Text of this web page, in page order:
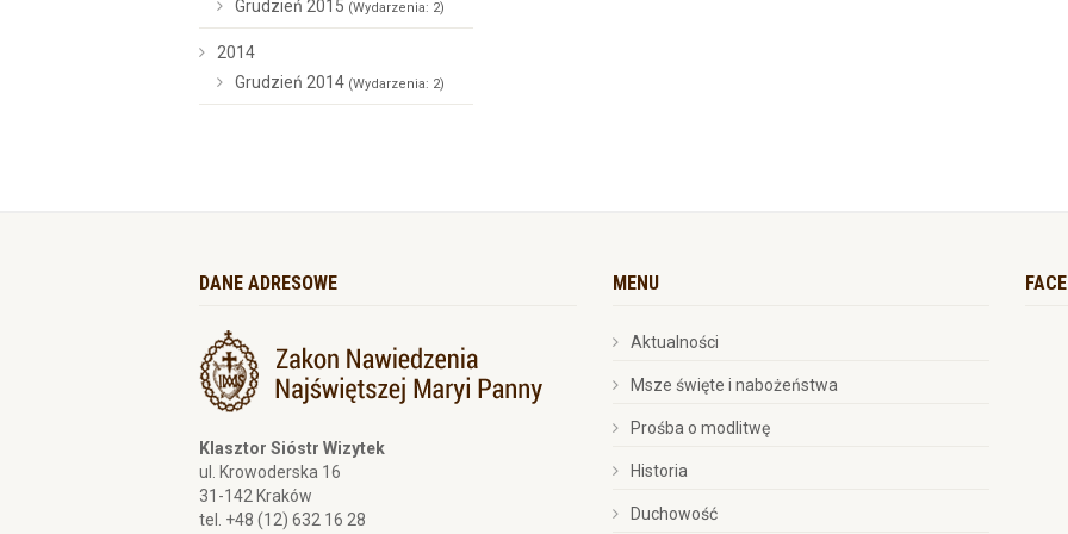
Grudzień 2015 (Wydarzenia: 2)
2014
Grudzień 2014 (Wydarzenia: 2)
DANE ADRESOWE
Klasztor Sióstr Wizytek
ul. Krowoderska 16
31-142 Kraków
tel. +48 (12) 632 16 28
MENU
Aktualności
Msze święte i nabożeństwa
Prośba o modlitwę
Historia
Duchowość